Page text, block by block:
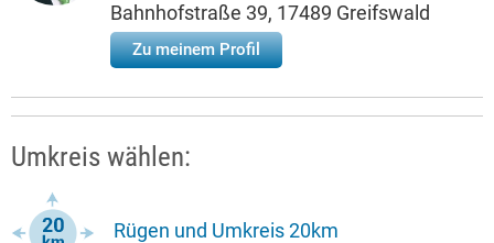
Bahnhofstraße 39, 17489 Greifswald
Zu meinem Profil
Umkreis wählen:
Rügen und Umkreis 20km